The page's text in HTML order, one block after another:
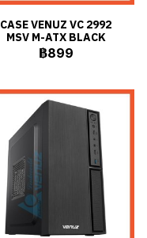
CASE VENUZ VC 2992
MSV M-ATX BLACK
฿899